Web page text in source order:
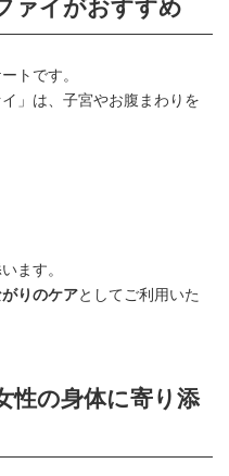
ァイがおすすめ
トです。
」は、子宮やお腹まわりを
ます。
りのケアとしてご利用いた
性の身体に寄り添